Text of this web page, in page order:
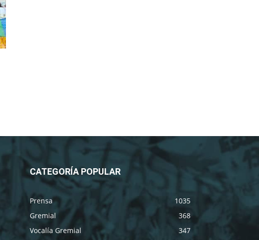
CATEGORÍA POPULAR
Prensa
1035
Gremial
368
Vocalía Gremial
347